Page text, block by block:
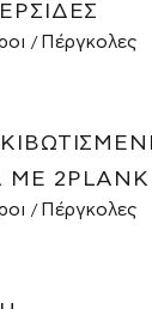
Πέργκολες
2PLANK
Πέργκολες